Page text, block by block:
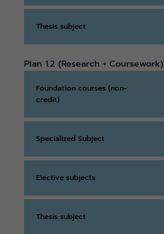
Thesis subject
Plan 1.2 (Research + Coursework)
Foundation courses (non-
credit)
Specialized Subject
Elective subjects
Thesis subject